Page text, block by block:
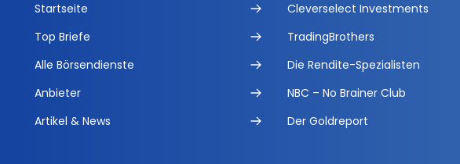
Startseite
Top Briefe
Alle Börsendienste
Anbieter
Artikel & News
Cleverselect Investments
TradingBrothers
Die Rendite-Spezialisten
NBC – No Brainer Club
Der Goldreport